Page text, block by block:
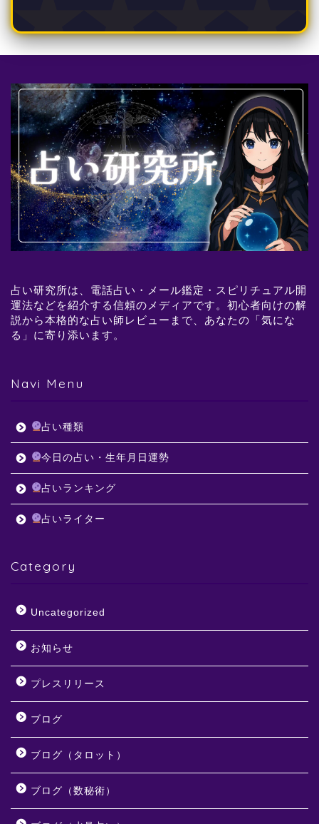
占い研究所は、電話占い・メール鑑定・スピリチュアル開
運法などを紹介する信頼のメディアです。初心者向けの解
説から本格的な占い師レビューまで、あなたの「気にな
る」に寄り添います。
Navi Menu
占い種類
今日の占い・生年月日運勢
占いランキング
占いライター
Category
Uncategorized
お知らせ
プレスリリース
ブログ
ブログ（タロット）
ブログ（数秘術）